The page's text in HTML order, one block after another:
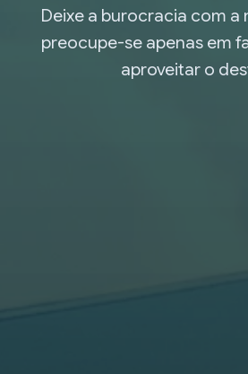
Deixe a burocracia com a
preocupe-se apenas em
aproveitar o